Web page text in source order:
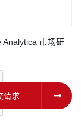
Analytica 市场研
请求